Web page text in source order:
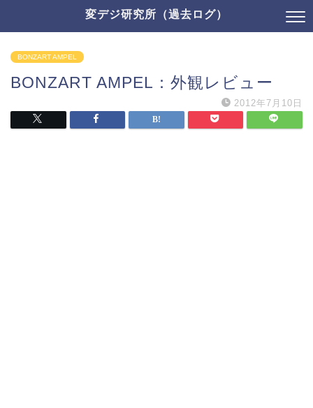
変デジ研究所（過去ログ）
BONZART AMPEL
BONZART AMPEL：外観レビュー
2012年7月10日